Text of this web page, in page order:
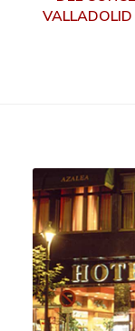
VALLADOLID